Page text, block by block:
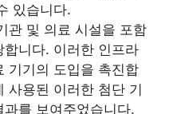
있습니다.
관 및 의료 시설을 포함
니다. 이러한 인프라
기기의 도입을 촉진합
사용된 이러한 첨단 기
를 보여주었습니다.